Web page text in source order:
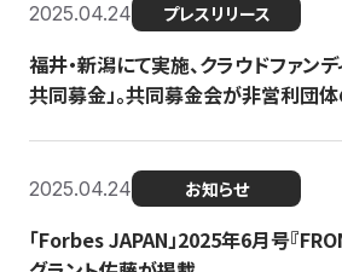
2025.04.24 プレスリリース
福井・新潟にて実施、クラウドファン
共同募金」。共同募金会が非営利団
2025.04.24 お知らせ
「Forbes JAPAN」2025年6月号『